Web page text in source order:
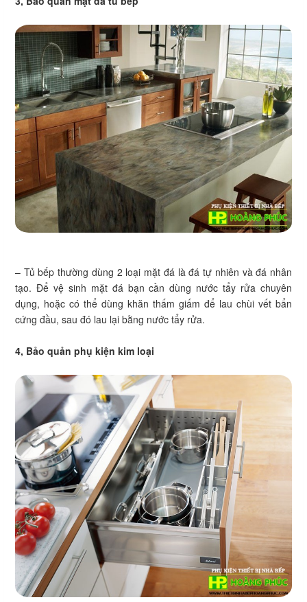
– Tủ bếp thường dùng 2 loại mặt đá là đá tự nhiên và đá nhân
tạo. Để vệ sinh mặt đá bạn cần dùng nước tẩy rửa chuyên
dụng, hoặc có thể dùng khăn thấm giấm để lau chùi vết bẩn
cứng đầu, sau đó lau lại bằng nước tẩy rửa.
4, Bảo quản phụ kiện kim loại